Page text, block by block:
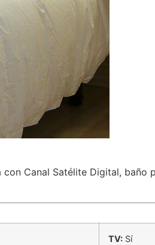
Canal Satélite Digital,
TV: Sí